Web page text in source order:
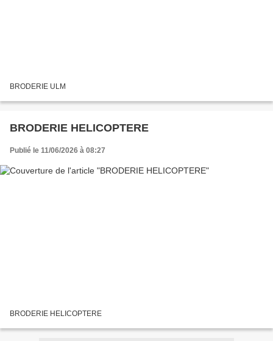
BRODERIE ULM
BRODERIE HELICOPTERE
Publié le 11/06/2026 à 08:27
BRODERIE HELICOPTERE